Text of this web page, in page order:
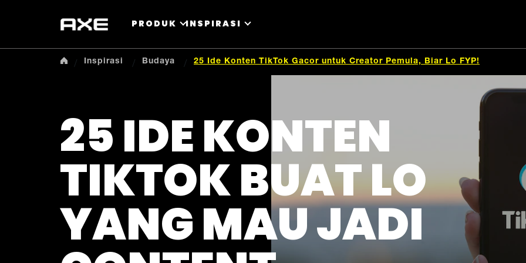
PRODUK INSPIRASI
Inspirasi Budaya 25 Ide Konten TikTok Gacor untuk Creator Pemula, Biar Lo FYP!
25 IDE KONTEN
TIKTOK BUAT LO
YANG MAU JADI